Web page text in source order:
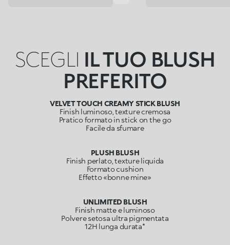
SCEGLI IL TUO BLUSH
PREFERITO
VELVET TOUCH CREAMY STICK BLUSH
Finish luminoso, texture cremosa
Pratico formato in stick on the go
Facile da sfumare
PLUSH BLUSH
Finish perlato, texture liquida
Formato cushion
Effetto «bonne mine»
UNLIMITED BLUSH
Finish matte e luminoso
Polvere setosa ultra pigmentata
12H lunga durata*